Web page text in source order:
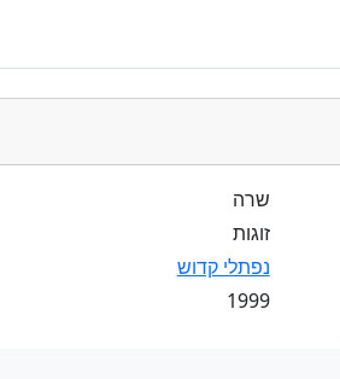
שרה
זוגות
נפתלי קדוש
1999